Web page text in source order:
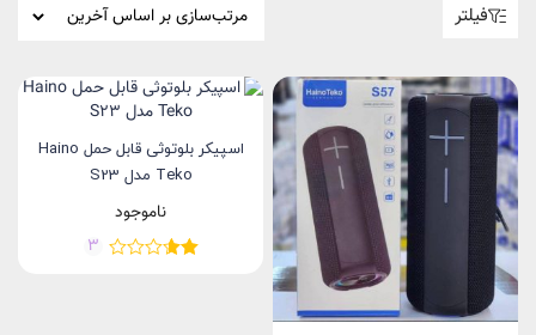
فیلتر
اسپیکر بلوتوثی قابل حمل Haino
Teko مدل S23
ناموجود
3